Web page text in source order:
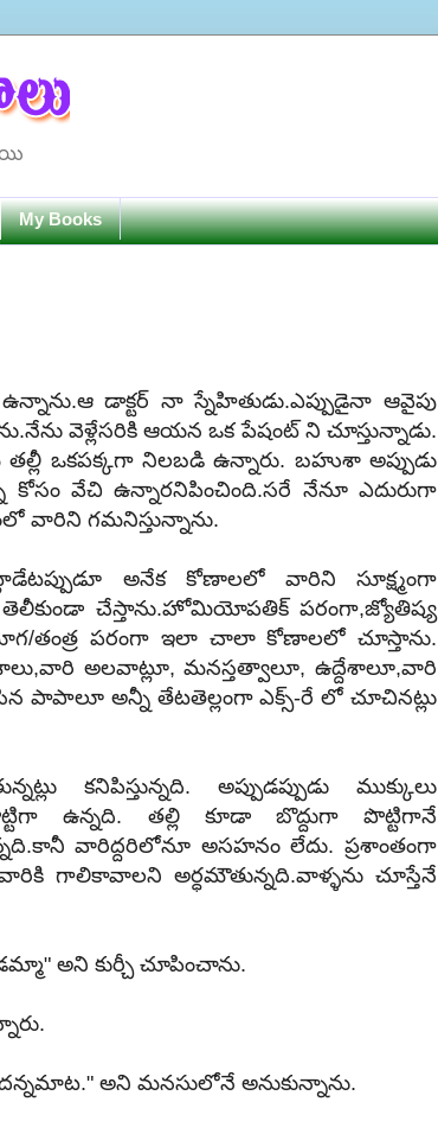
My Books
డాక్టర్ నా స్నేహితుడు.ఎప్పుడైనా ఆవైపు
వెళ్లేసరికి ఆయన ఒక పేషంట్ ని చూస్తున్నాడు.
ఒకపక్కగా నిలబడి ఉన్నారు. బహుశా అప్పుడు
వేచి ఉన్నారనిపించింది.సరే నేనూ ఎదురుగా
గమనిస్తున్నాను.
అనేక కోణాలలో వారిని సూక్ష్మంగా
తెలీకుండా చేస్తాను.హోమియోపతిక్ పరంగా,జ్యోతిష్య
తంత్ర పరంగా ఇలా చాలా కోణాలలో చూస్తాను.
అలవాట్లూ, మనస్తత్వాలూ, ఉద్దేశాలూ,వారి
పాపాలూ అన్నీ తేటతెల్లంగా ఎక్స్-రే లో చూచినట్లు
కనిపిస్తున్నది. అప్పుడప్పుడు ముక్కులు
ఉన్నది. తల్లి కూడా బొద్దుగా పొట్టిగానే
వారిద్దరిలోనూ అసహనం లేదు. ప్రశాంతంగా
గాలికావాలని అర్ధమౌతున్నది.వాళ్ళను చూస్తేనే
అని కుర్చీ చూపించాను.
అని మనసులోనే అనుకున్నాను.